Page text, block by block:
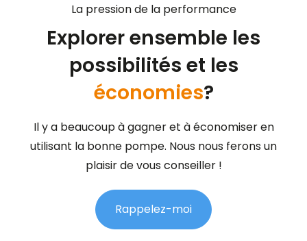
La pression de la performance
Explorer ensemble les
possibilités et les
économies?
Il y a beaucoup à gagner et à économiser en
utilisant la bonne pompe. Nous nous ferons un
plaisir de vous conseiller !
Rappelez-moi